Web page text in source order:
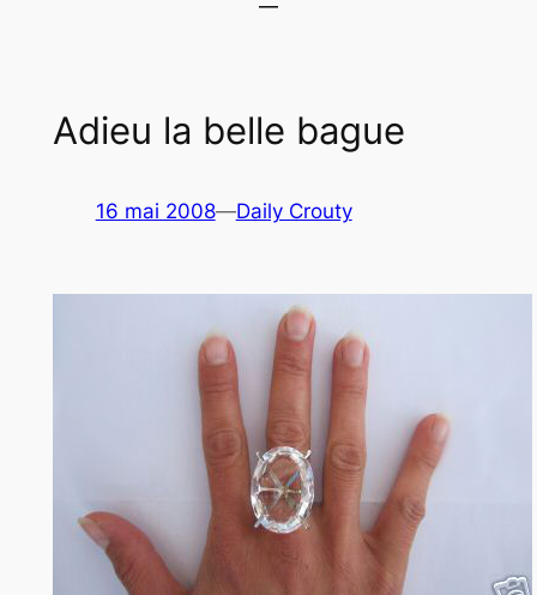
Adieu la belle bague
16 mai 2008—Daily Crouty